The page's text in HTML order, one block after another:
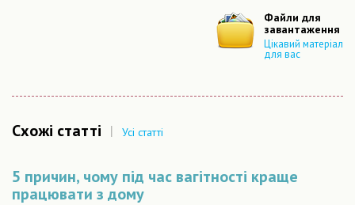
Файли для
завантаження
Цікавий матеріал
для вас
Схожі статті | Усі статті
5 причин, чому під час вагітності краще
працювати з дому